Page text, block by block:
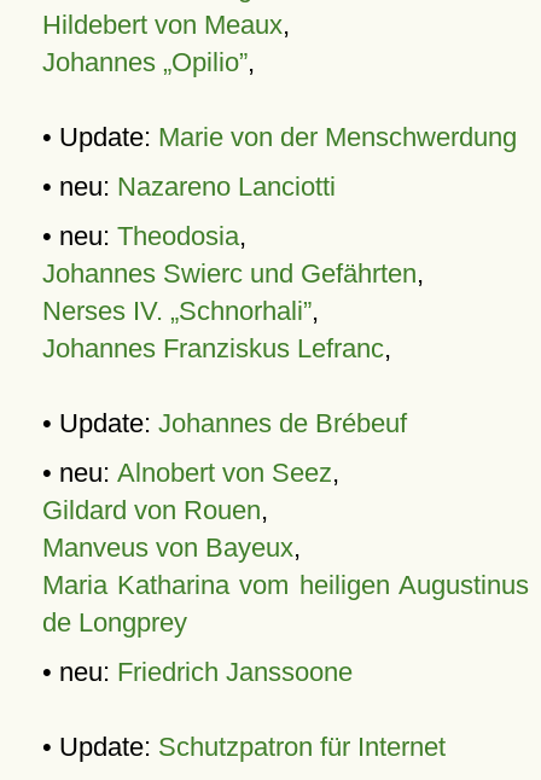
Hildebert von Meaux,
Johannes „Opilio”,
• Update: Marie von der Menschwerdung
• neu: Nazareno Lanciotti
• neu: Theodosia,
Johannes Swierc und Gefährten,
Nerses IV. „Schnorhali”,
Johannes Franziskus Lefranc,
• Update: Johannes de Brébeuf
• neu: Alnobert von Seez,
Gildard von Rouen,
Manveus von Bayeux,
Maria Katharina vom heiligen Augustinus
de Longprey
• neu: Friedrich Janssoone
• Update: Schutzpatron für Internet